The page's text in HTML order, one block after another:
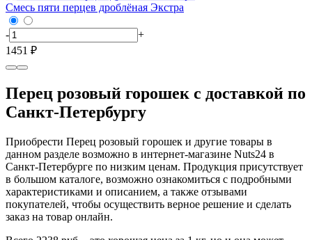
Смесь пяти перцев дроблёная Экстра
-
+
1451 ₽
Перец розовый горошек с доставкой по
Санкт-Петербургу
Приобрести Перец розовый горошек и другие товары в
данном разделе возможно в интернет-магазине Nuts24 в
Санкт-Петербурге по низким ценам. Продукция присутствует
в большом каталоге, возможно ознакомиться с подробными
характеристиками и описанием, а также отзывами
покупателей, чтобы осуществить верное решение и сделать
заказ на товар онлайн.